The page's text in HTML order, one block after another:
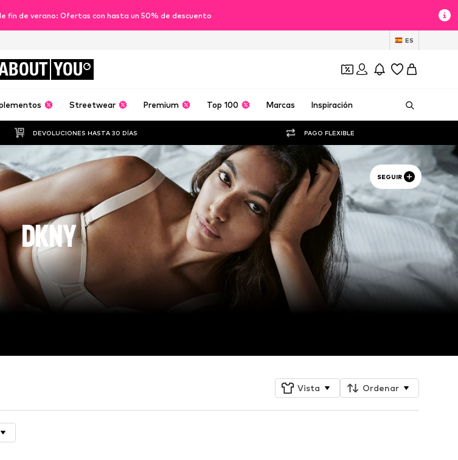
fin de verano: Ofertas con hasta un 50% de descuento
ES
YOU
Streetwear Premium Top 100 Marcas Inspiración
DEVOLUCIONES HASTA 30 DÍAS PAGO FLEXIBLE
SEGUIR
Vista Ordenar